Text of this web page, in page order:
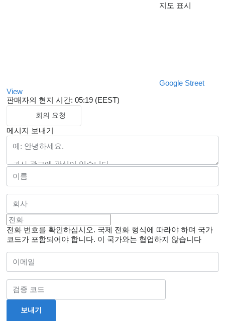
지도 표시
Google Street
View
판매자의 현지 시간: 05:19 (EEST)
회의 요청
메시지 보내기
전화 번호를 확인하십시오. 국제 전화 형식에 따라야 하며 국가
코드가 포함되어야 합니다. 이 국가와는 협업하지 않습니다